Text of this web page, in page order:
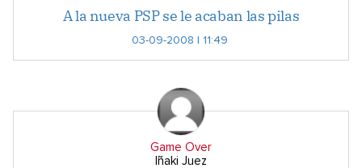
A la nueva PSP se le acaban las pilas
03-09-2008 | 11:49
Game Over
Iñaki Juez